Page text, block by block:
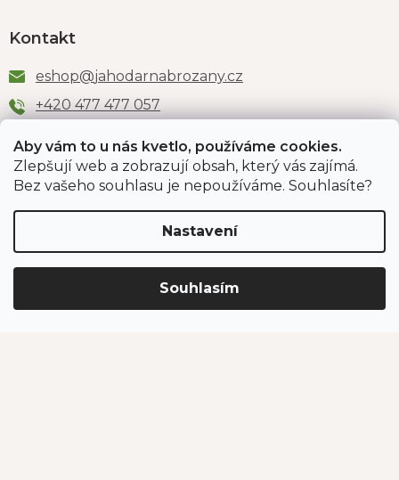
Aby vám to u nás kvetlo, používáme cookies.
Zlepšují web a zobrazují obsah, který vás zajímá.
Bez vašeho souhlasu je nepoužíváme. Souhlasíte?
Nastavení
Souhlasím
Kontakt
eshop@jahodarnabrozany.cz
+420 477 477 057
Odběr newsletteru
PŘIHLÁSIT SE